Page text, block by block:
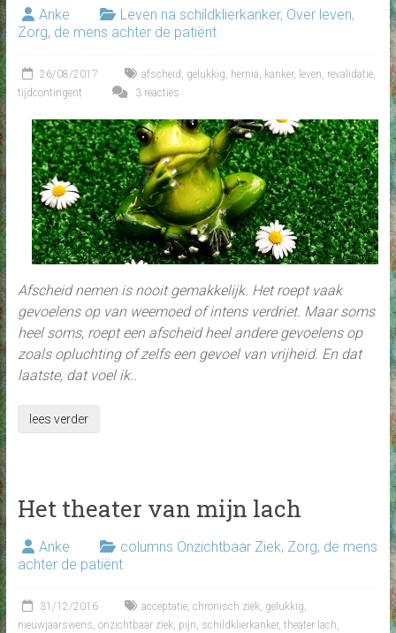
Anke Leven na schildklierkanker, Over leven,
Zorg, de mens achter de patiënt
26/08/2017 afscheid , gelukkig, hernia, kanker, leven, revalidatie,
tijdcontingent
3 reacties
Afscheid nemen is nooit gemakkelijk. Het roept vaak
gevoelens op van weemoed of intens verdriet. Maar soms
heel soms, roept een afscheid heel andere gevoelens op
zoals opluchting of zelfs een gevoel van vrijheid. En dat
laatste, dat voel ik..
lees verder
Het theater van mijn lach
Anke columns Onzichtbaar Ziek, Zorg, de mens
achter de patiënt
31/12/2016 acceptatie, chronisch ziek, gelukkig
nieuwjaarswens onzichtbaar ziek, pijn schildklierkanker, theater lach